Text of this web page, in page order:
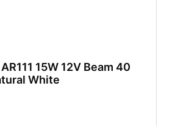
15W 12V Beam 40
White